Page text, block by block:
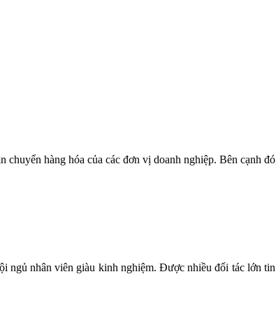
hàng hóa của các đơn vị doanh nghiệp. Bên cạnh
nhân viên giàu kinh nghiệm. Được nhiều đối tác lớn